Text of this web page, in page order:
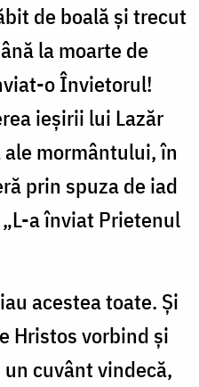
de boală și trecut
la moarte de
o Învietorul!
ieșirii lui Lazăr
mormântului, în
prin spuza de iad
a înviat Prietenul
acestea toate. Și
Hristos vorbind și
cuvânt vindecă,